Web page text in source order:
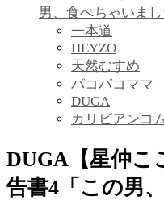
男、食べちゃいま
一本道
HEYZO
天然むすめ
パコパコママ
DUGA
カリビアンコ
DUGA【星仲こ
告書4「この男